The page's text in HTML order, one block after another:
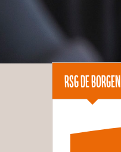
RSG DE BORGEN